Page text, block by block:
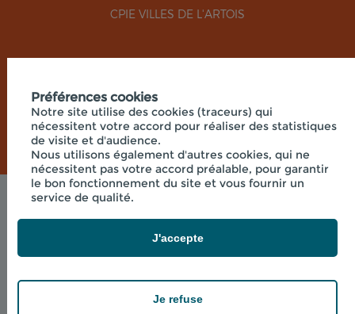
CPIE VILLES DE L'ARTOIS
Mentions légales
© 2026 - UNION RÉGIONALE DES CPIE HAUTS-DE-
FRANCE - SIÈGE SOCIAL 33 RUE DES VICTIMES DE
COMPORTET, 02000 MERLIEUX-ET-
powered by PR-Rooms
Préférences cookies
Notre site utilise des cookies (traceurs) qui
nécessitent votre accord pour réaliser des statistiques
de visite et d'audience.
Nous utilisons également d'autres cookies, qui ne
nécessitent pas votre accord préalable, pour garantir
le bon fonctionnement du site et vous fournir un
service de qualité.
Je refuse
J'accepte